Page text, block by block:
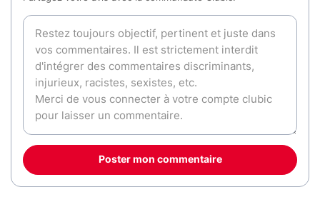
Poster mon commentaire